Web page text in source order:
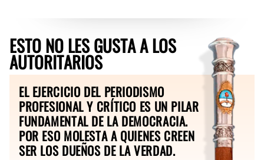
ESTO NO LES GUSTA A LOS
AUTORITARIOS
EL EJERCICIO DEL PERIODISMO
PROFESIONAL Y CRÍTICO ES UN PILAR
FUNDAMENTAL DE LA DEMOCRACIA.
POR ESO MOLESTA A QUIENES CREEN
SER LOS DUEÑOS DE LA VERDAD.